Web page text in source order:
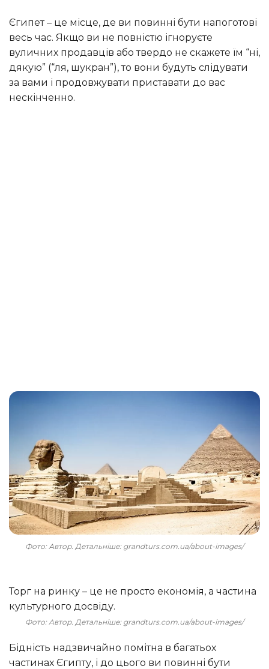
Єгипет – це місце, де ви повинні бути напоготові
весь час. Якщо ви не повністю ігноруєте
вуличних продавців або твердо не скажете їм “ні,
дякую” (“ля, шукран”), то вони будуть слідувати
за вами і продовжувати приставати до вас
нескінченно.
Фото: Автор. Детальніше: grandturs.com.ua/about-images/
Торг на ринку – це не просто економія, а частина
культурного досвіду.
Фото: Автор. Детальніше: grandturs.com.ua/about-images/
Бідність надзвичайно помітна в багатьох
частинах Єгипту, і до цього ви повинні бути